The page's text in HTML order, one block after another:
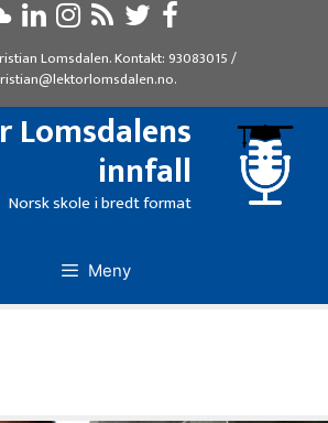
Lomsdalen. Kontakt: 93083015/
.
Lomsdalens
innfall
Norsk skole i bredt format
Meny